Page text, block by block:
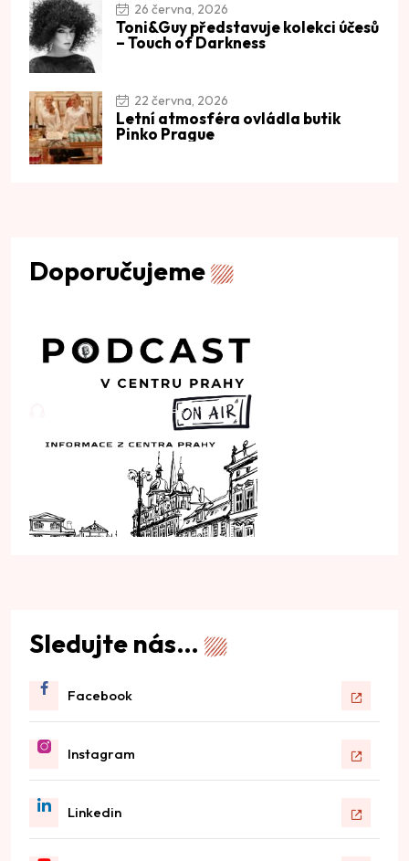
26 června, 2026
Toni&Guy představuje kolekci účesů
– Touch of Darkness
22 června, 2026
Letní atmosféra ovládla butik
Pinko Prague
Doporučujeme
Sledujte nás…
Facebook
Instagram
Linkedin